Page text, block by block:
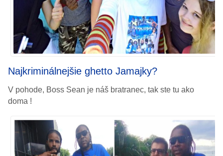
Najkriminálnejšie ghetto Jamajky?
V pohode, Boss Sean je náš bratranec, tak ste tu ako
doma !